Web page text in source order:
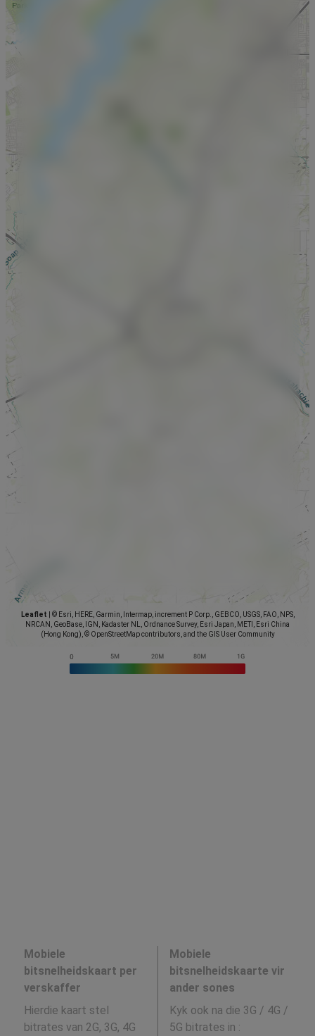
Leaflet
© Esri, HERE, Garmin, Intermap, increment P Corp., GEBCO, USGS, FAO, NPS,
NRCAN, GeoBase, IGN, Kadaster NL, Ordnance Survey, Esri Japan, METI, Esri China
(Hong Kong), © OpenStreetMap contributors, and the GIS User Community
Mobiele
bitsnelheidskaart per
verskaffer
Hierdie kaart stel
bitrates van 2G, 3G, 4G
Mobiele
bitsnelheidskaarte vir
ander sones
Kyk ook na die 3G / 4G /
5G bitrates in :